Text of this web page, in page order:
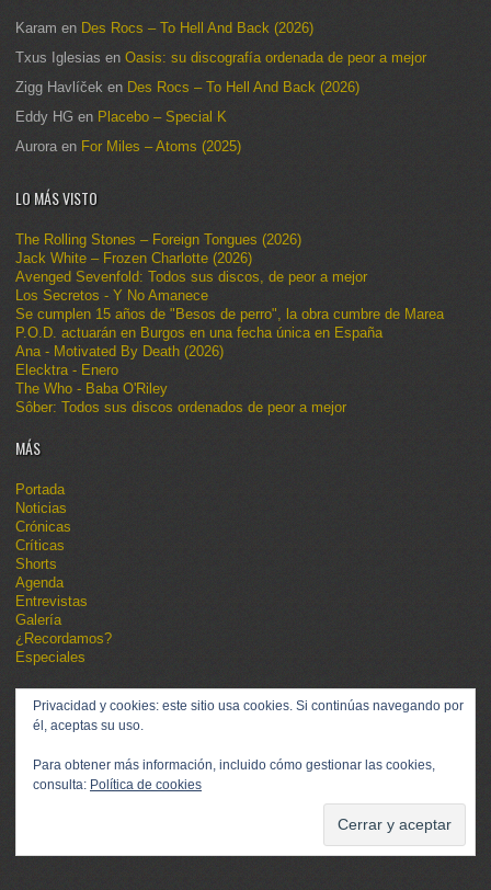
Karam en Des Rocs – To Hell And Back (2026)
Txus Iglesias en Oasis: su discografía ordenada de peor a mejor
Zigg Havlíček en Des Rocs – To Hell And Back (2026)
Eddy HG en Placebo – Special K
Auroraen For Miles – Atoms (2025)
LO MÁS VISTO
The Rolling Stones – Foreign Tongues (2026)
Jack White – Frozen Charlotte (2026)
Avenged Sevenfold: Todos sus discos, de peor a mejor
Los Secretos - Y No Amanece
Se cumplen 15 años de "Besos de perro", la obra cumbre de Marea
P.O.D. actuarán en Burgos en una fecha única en España
Ana - Motivated By Death (2026)
Elecktra - Enero
The Who - Baba O'Riley
Sôber: Todos sus discos ordenados de peor a mejor
MÁS
Portada
Noticias
Crónicas
Críticas
Shorts
Agenda
Entrevistas
Galería
¿Recordamos?
Especiales
Privacidad y cookies: este sitio usa cookies. Si continúas navegando por
él, aceptas su uso.
Para obtener más información, incluido cómo gestionar las cookies,
consulta: Política de cookies